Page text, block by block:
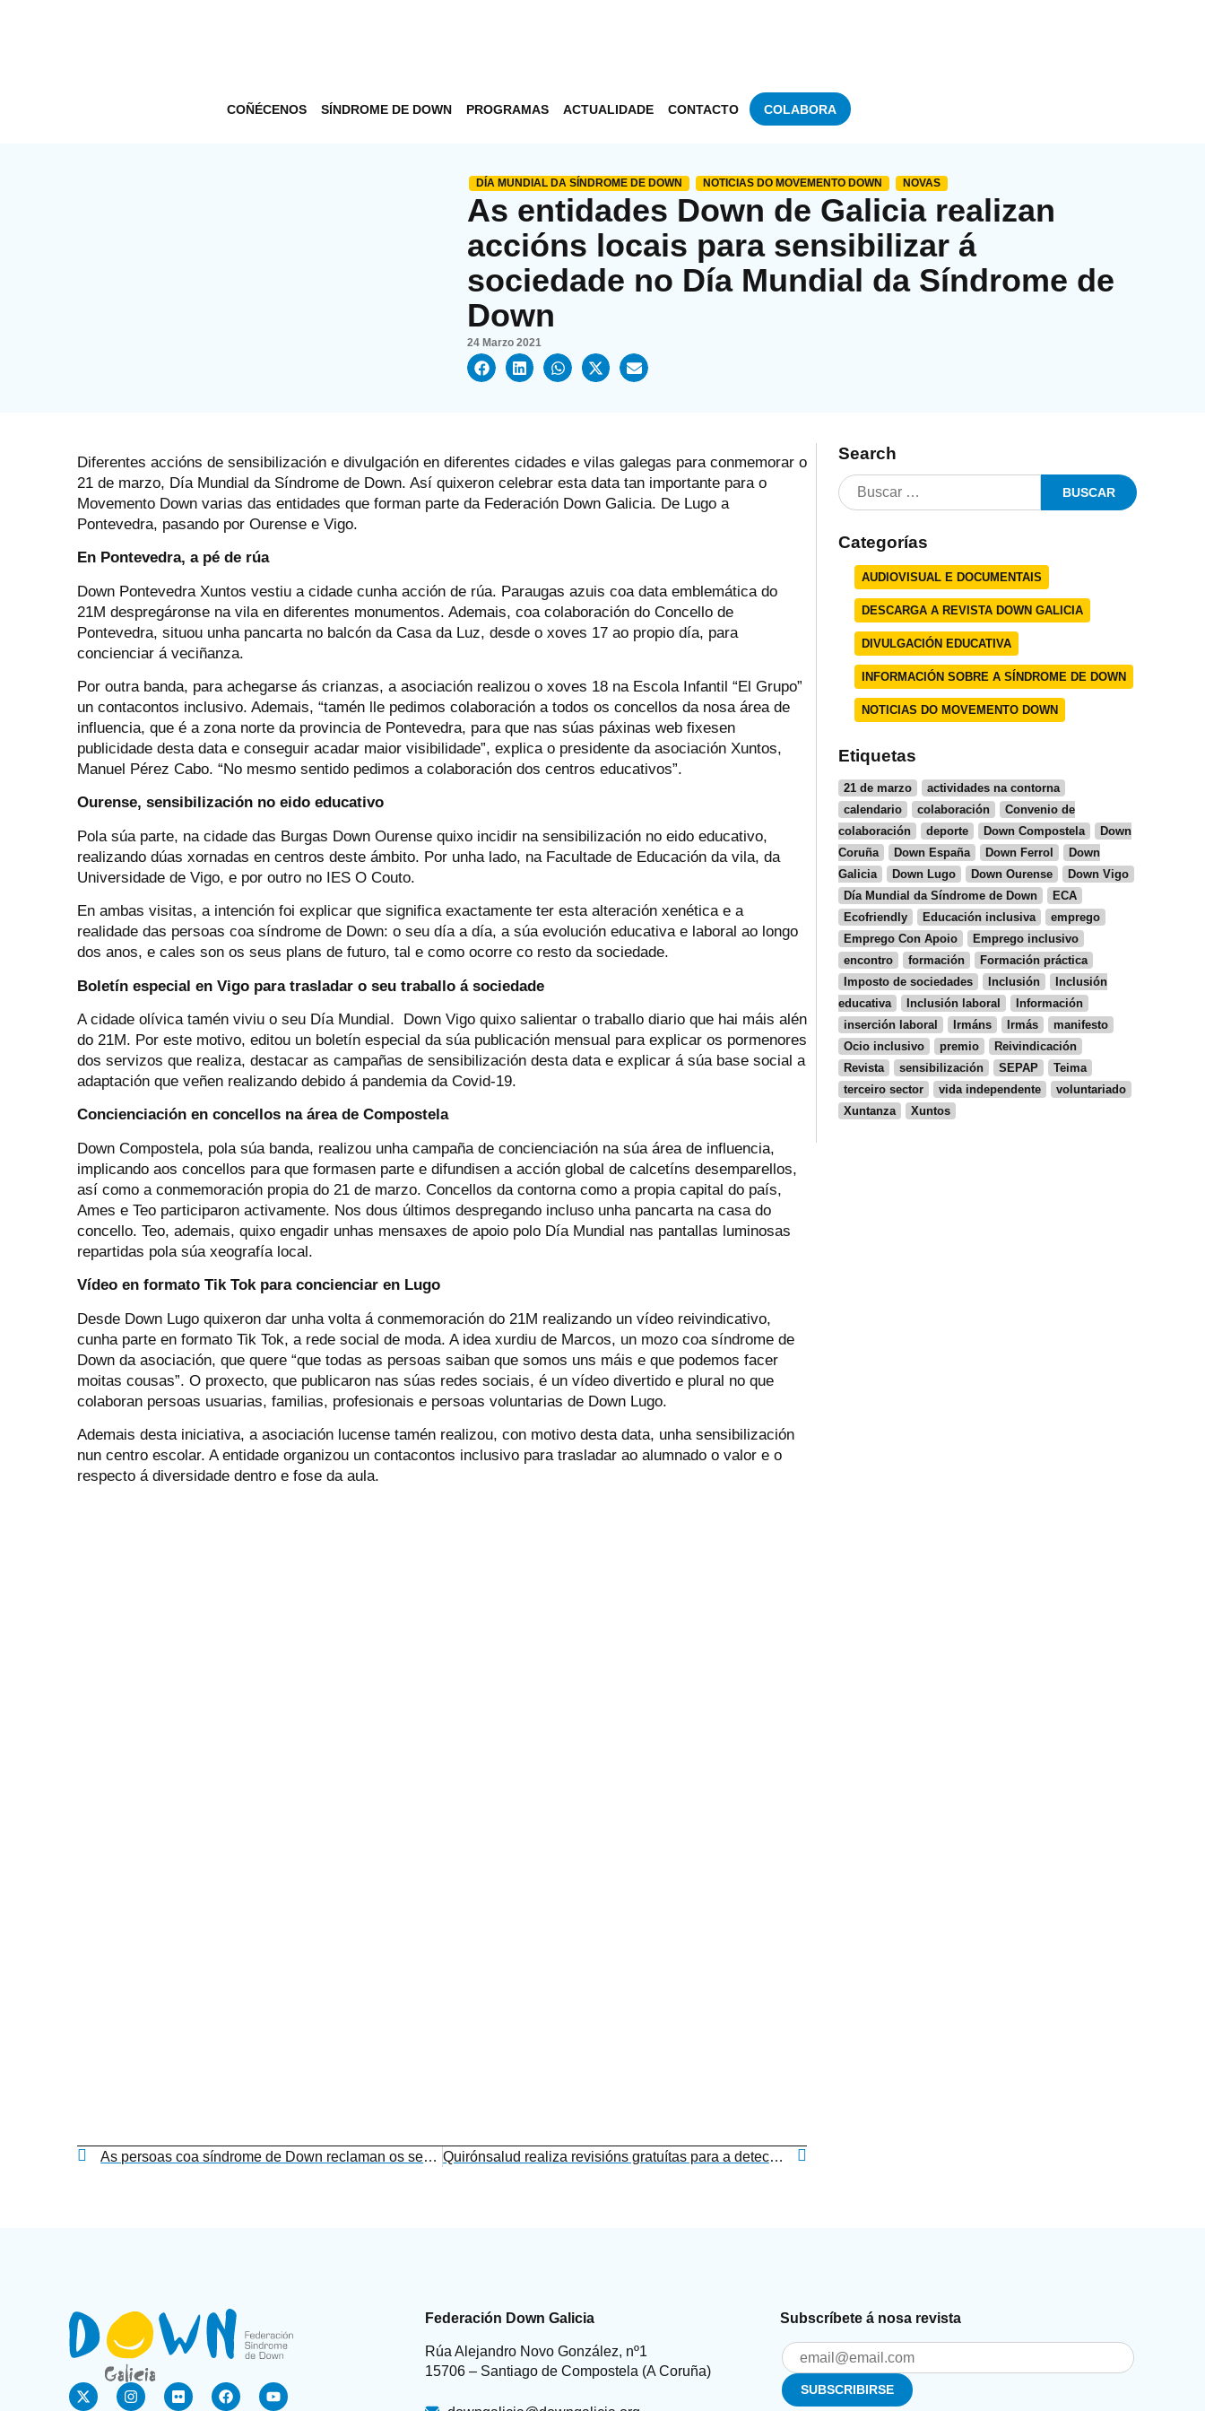
COÑÉCENOS SÍNDROME DE DOWN PROGRAMAS ACTUALIDADE CONTACTO COLABORA
DÍA MUNDIAL DA SÍNDROME DE DOWN NOTICIAS DO MOVEMENTO DOWN NOVAS
As entidades Down de Galicia realizan
accións locais para sensibilizar á
sociedade no Día Mundial da Síndrome de
Down
24 Marzo 2021
Diferentes accións de sensibilización e divulgación en diferentes cidades e vilas galegas para conmemorar o
21 de marzo, Día Mundial da Síndrome de Down. Así quixeron celebrar esta data tan importante para o
Movemento Down varias das entidades que forman parte da Federación Down Galicia. De Lugo a
Pontevedra, pasando por Ourense e Vigo.
En Pontevedra, a pé de rúa
Down Pontevedra Xuntos vestiu a cidade cunha acción de rúa. Paraugas azuis coa data emblemática do
21M despregáronse na vila en diferentes monumentos. Ademais, coa colaboración do Concello de
Pontevedra, situou unha pancarta no balcón da Casa da Luz, desde o xoves 17 ao propio día, para
concienciar á veciñanza.
Por outra banda, para achegarse ás crianzas, a asociación realizou o xoves 18 na Escola Infantil “El Grupo”
un contacontos inclusivo. Ademais, “tamén lle pedimos colaboración a todos os concellos da nosa área de
influencia, que é a zona norte da provincia de Pontevedra, para que nas súas páxinas web fixesen
publicidade desta data e conseguir acadar maior visibilidade”, explica o presidente da asociación Xuntos,
Manuel Pérez Cabo. “No mesmo sentido pedimos a colaboración dos centros educativos”.
Ourense, sensibilización no eido educativo
Pola súa parte, na cidade das Burgas Down Ourense quixo incidir na sensibilización no eido educativo,
realizando dúas xornadas en centros deste ámbito. Por unha lado, na Facultade de Educación da vila, da
Universidade de Vigo, e por outro no IES O Couto.
En ambas visitas, a intención foi explicar que significa exactamente ter esta alteración xenética e a
realidade das persoas coa síndrome de Down: o seu día a día, a súa evolución educativa e laboral ao longo
dos anos, e cales son os seus plans de futuro, tal e como ocorre co resto da sociedade.
Boletín especial en Vigo para trasladar o seu traballo á sociedade
A cidade olívica tamén viviu o seu Día Mundial. Down Vigo quixo salientar o traballo diario que hai máis alén
do 21M. Por este motivo, editou un boletín especial da súa publicación mensual para explicar os pormenores
dos servizos que realiza, destacar as campañas de sensibilización desta data e explicar á súa base social a
adaptación que veñen realizando debido á pandemia da Covid-19.
Concienciación en concellos na área de Compostela
Down Compostela, pola súa banda, realizou unha campaña de concienciación na súa área de influencia,
implicando aos concellos para que formasen parte e difundisen a acción global de calcetíns desemparellos,
así como a conmemoración propia do 21 de marzo. Concellos da contorna como a propia capital do país,
Ames e Teo participaron activamente. Nos dous últimos despregando incluso unha pancarta na casa do
concello. Teo, ademais, quixo engadir unhas mensaxes de apoio polo Día Mundial nas pantallas luminosas
repartidas pola súa xeografía local.
Vídeo en formato Tik Tok para concienciar en Lugo
Desde Down Lugo quixeron dar unha volta á conmemoración do 21M realizando un vídeo reivindicativo,
cunha parte en formato Tik Tok, a rede social de moda. A idea xurdiu de Marcos, un mozo coa síndrome de
Down da asociación, que quere “que todas as persoas saiban que somos uns máis e que podemos facer
moitas cousas”. O proxecto, que publicaron nas súas redes sociais, é un vídeo divertido e plural no que
colaboran persoas usuarias, familias, profesionais e persoas voluntarias de Down Lugo.
Ademais desta iniciativa, a asociación lucense tamén realizou, con motivo desta data, unha sensibilización
nun centro escolar. A entidade organizou un contacontos inclusivo para trasladar ao alumnado o valor e o
respecto á diversidade dentro e fose da aula.
As persoas coa síndrome de Down reclaman os seus dereitos e piden respecto para as súas decisións no Día Mundial da Síndrome de Down Quirónsalud realiza revisións gratuítas para a detección de problemas oculares en Down Coruña
Search
Categorías
AUDIOVISUAL E DOCUMENTAIS
DESCARGA A REVISTA DOWN GALICIA
DIVULGACIÓN EDUCATIVA
INFORMACIÓN SOBRE A SÍNDROME DE DOWN
NOTICIAS DO MOVEMENTO DOWN
Etiquetas
21 de marzo
actividades na contorna
calendario
colaboración
Convenio de
colaboración
deporte Down Compostela
Down
Coruña
Down España Down Ferrol
Down
Galicia
Down Lugo Down Ourense
Down Vigo
Día Mundial da Síndrome de Down
ECA
Ecofriendly
Educación inclusiva
emprego
Emprego Con Apoio
Emprego inclusivo
encontro
formación
Formación práctica
Imposto de sociedades
Inclusión
Inclusión
educativa
Inclusión laboral
Información
inserción laboral
Irmáns Irmás
manifesto
Ocio inclusivo
premio
Reivindicación
Revista
sensibilización SEPAP
Teima
terceiro sector
vida independente
voluntariado
Xuntanza
Xuntos
Federación Down Galicia
Rúa Alejandro Novo González, nº1
15706 – Santiago de Compostela (A Coruña)
Subscríbete á nosa revista